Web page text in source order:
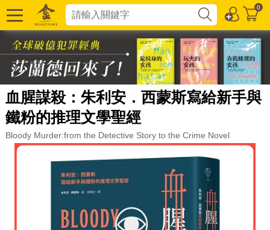
0
血腥謀殺：朱利安．西蒙斯寫給新手與
鐵粉的推理文學聖經
Bloody Murder:from the Detective Story to the Crime Novel